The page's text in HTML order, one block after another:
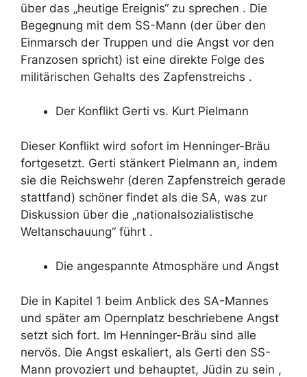
über das „heutige Ereignis“ zu sprechen . Die
Begegnung mit dem SS-Mann (der über den
Einmarsch der Truppen und die Angst vor den
Franzosen spricht) ist eine direkte Folge des
militärischen Gehalts des Zapfenstreichs .
Der Konflikt Gerti vs. Kurt Pielmann
Dieser Konflikt wird sofort im Henninger-Bräu
fortgesetzt. Gerti stänkert Pielmann an, indem
sie die Reichswehr (deren Zapfenstreich gerade
stattfand) schöner findet als die SA, was zur
Diskussion über die „nationalsozialistische
Weltanschauung“ führt .
Die angespannte Atmosphäre und Angst
Die in Kapitel 1 beim Anblick des SA-Mannes
und später am Opernplatz beschriebene Angst
setzt sich fort. Im Henninger-Bräu sind alle
nervös. Die Angst eskaliert, als Gerti den SS-
Mann provoziert und behauptet, Jüdin zu sein ,